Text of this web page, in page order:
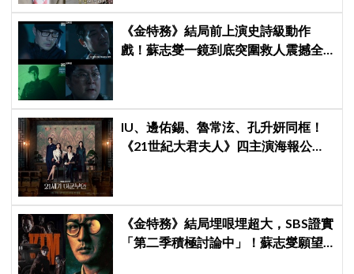
《金特務》結局前上演史詩級動作
戲！蘇志燮一鏡到底突圍救人震撼全
IU、邊佑錫、魯常泫、孔升妍同框！
《21世紀大君夫人》四主演海報公
《金特務》結局埋哏埋超大，SBS證實
「第二季積極討論中」！蘇志燮願望